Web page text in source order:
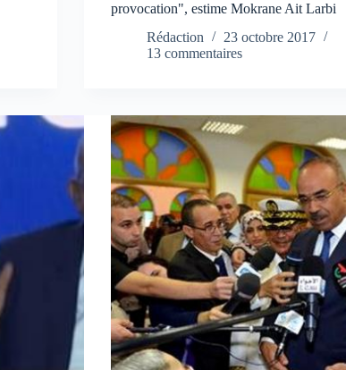
provocation", estime Mokrane Ait Larbi
Rédaction
23 octobre 2017
13 commentaires